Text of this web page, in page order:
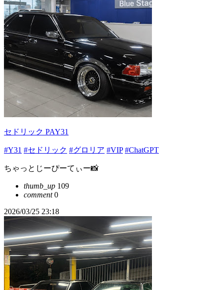
セドリック PAY31
#Y31 #セドリック #グロリア #VIP #ChatGPT
ちゃっとじーぴーてぃー📸
thumb_up 109
comment0
2026/03/25 23:18